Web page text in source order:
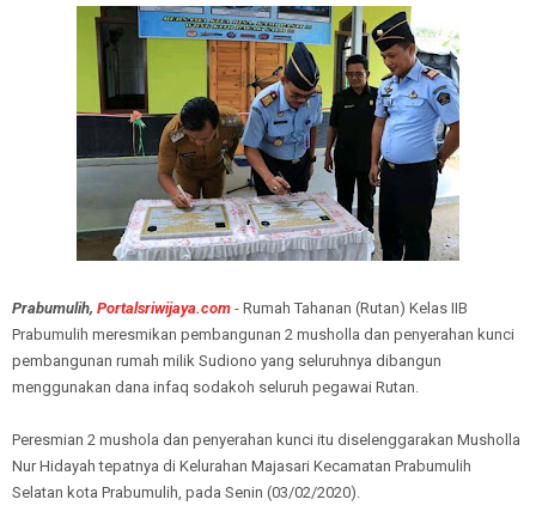
Prabumulih, Portalsriwijaya.com - Rumah Tahanan (Rutan) Kelas IIB
Prabumulih meresmikan pembangunan 2 musholla dan penyerahan kunci
pembangunan rumah milik Sudiono yang seluruhnya dibangun
menggunakan dana infaq sodakoh seluruh pegawai Rutan.
Peresmian 2 mushola dan penyerahan kunci itu diselenggarakan Musholla
Nur Hidayah tepatnya di Kelurahan Majasari Kecamatan Prabumulih
Selatan kota Prabumulih, pada Senin (03/02/2020).